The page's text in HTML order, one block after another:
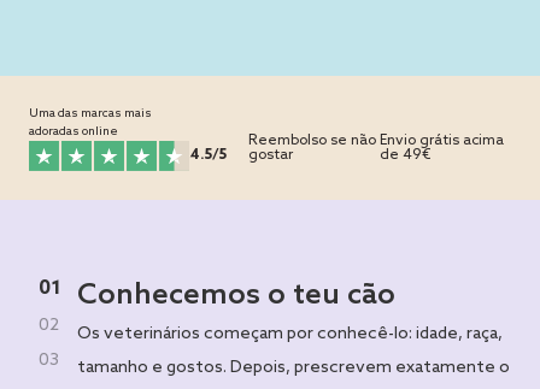
Uma das marcas mais
adoradas online
4.5/5
Reembolso se não
gostar
Envio grátis acima
de 49€
01
02
03
Conhecemos o teu cão
Os veterinários começam por conhecê-lo: idade, raça,
tamanho e gostos. Depois, prescrevem exatamente o